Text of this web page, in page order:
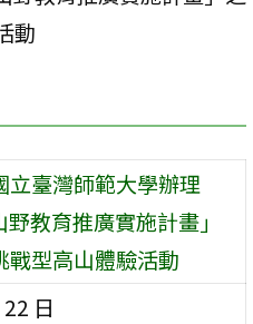
動
立臺灣師範大學辦理
野教育推廣實施計畫」
戰型高山體驗活動
日